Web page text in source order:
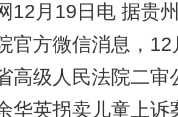
月19日电 据贵
官方微信消息，12
高级人民法院二审
华英拐卖儿童上诉